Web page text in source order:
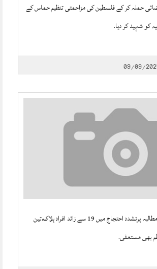
حملہ کر کے فلسطین کی مزاحمتی تنظیم حماس کے
کو شہید کر دیا.
09/09/
نیپال میں تبدیلی کا مطالبہ پرتشدد احتجاج میں 19 سے زائد افراد ہلاک،تین
بھی مستعفی.